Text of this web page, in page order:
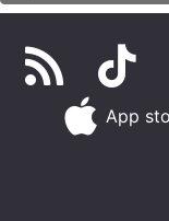
App